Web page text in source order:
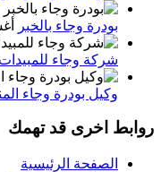
بودرة وجاء بالخبر
شركة وجاء
وكيل بودرة وجاء
روابط اخرى قد تهمك
الصفحة الرئيسية